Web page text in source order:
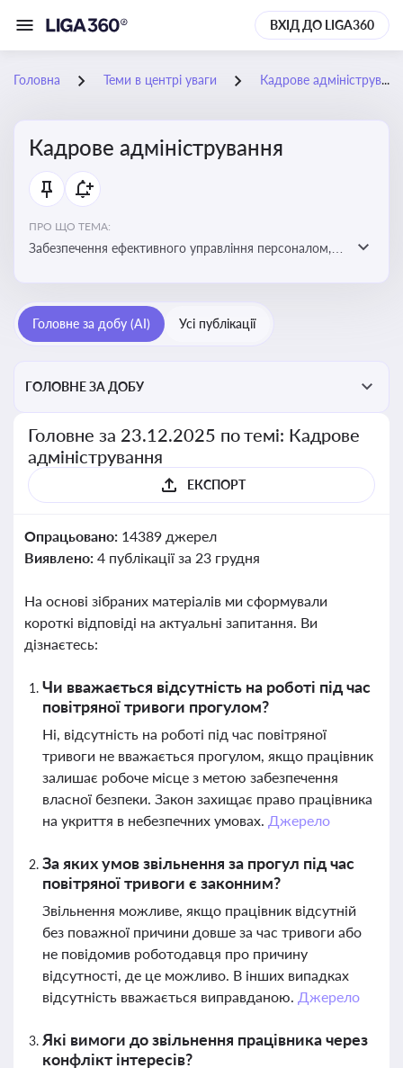
ВХІД ДО LIGA360
Головна Теми в центрі уваги Кадрове адміністрування
Кадрове адміністрування
ПРО ЩО ТЕМА:
Забезпечення ефективного управління персоналом,
Головне за добу (AI) Усі публікації
ГОЛОВНЕ ЗА ДОБУ
Головне за 23.12.2025 по темі: Кадрове
адміністрування
ЕКСПОРТ
Опрацьовано: 14389 джерел
Виявлено: 4 публікації за 23 грудня
На основі зібраних матеріалів ми сформували
короткі відповіді на актуальні запитання. Ви
дізнаєтесь:
Чи вважається відсутність на роботі під час
повітряної тривоги прогулом?
Ні, відсутність на роботі під час повітряної
тривоги не вважається прогулом, якщо працівник
залишає робоче місце з метою забезпечення
власної безпеки. Закон захищає право працівника
на укриття в небезпечних умовах. Джерело
За яких умов звільнення за прогул під час
повітряної тривоги є законним?
Звільнення можливе, якщо працівник відсутній
без поважної причини довше за час тривоги або
не повідомив роботодавця про причину
відсутності, де це можливо. В інших випадках
відсутність вважається виправданою. Джерело
Які вимоги до звільнення працівника через
конфлікт інтересів?